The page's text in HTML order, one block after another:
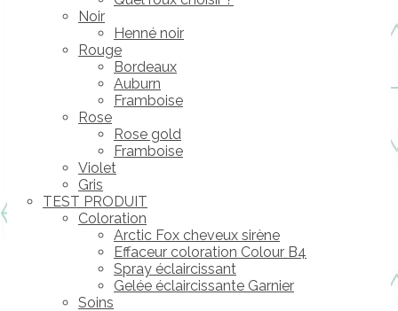
Noir
Henné noir
Rouge
Bordeaux
Auburn
Framboise
Rose
Rose gold
Framboise
Violet
Gris
TEST PRODUIT
Coloration
Arctic Fox cheveux sirène
Effaceur coloration Colour B4
Spray éclaircissant
Gelée éclaircissante Garnier
Soins